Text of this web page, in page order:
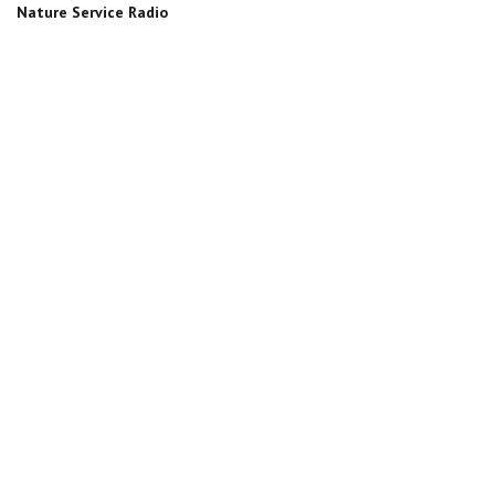
Nature Service Radio